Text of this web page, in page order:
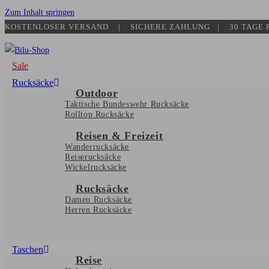
Zum Inhalt springen
KOSTENLOSER VERSAND | SICHERE ZAHLUNG​ | 30 TAGE
Sale
Rucksäcke
Outdoor
Taktische Bundeswehr Rucksäcke
Rolltop Rucksäcke
Reisen & Freizeit
Wanderrucksäcke
Reiserucksäcke
Wickelrucksäcke
Rucksäcke
Damen Rucksäcke
Herren Rucksäcke
Taschen
Reise